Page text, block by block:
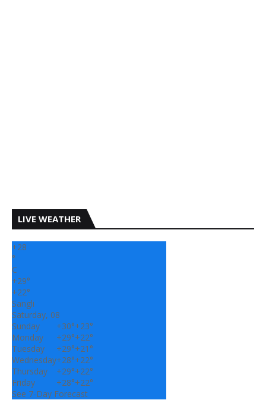
LIVE WEATHER
+28
°
C
+29°
+22°
Sangli
Saturday, 08
Sunday
+30°+23°
Monday
+29°+22°
Tuesday
+29°+21°
Wednesday+28°+22°
Thursday
+29°+22°
Friday
+28°+22°
See 7-Day Forecast